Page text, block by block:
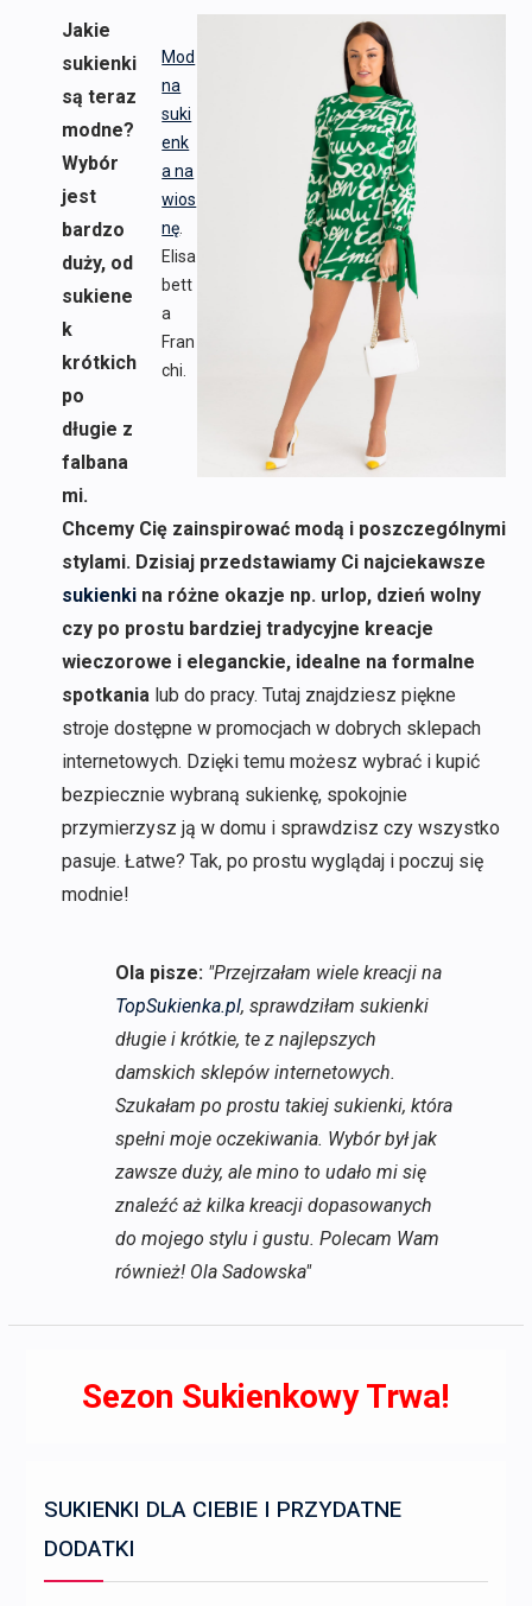
Mod
na
suki
enk
a na
wios
nę
Elisa
bett
a
Fran
chi.
Jakie
sukienki
są teraz
modne?
Wybór
jest
bardzo
duży, od
sukiene
k
krótkich
po
długie z
falbana
mi.
Chcemy Cię zainspirować modą i poszczególnymi
stylami. Dzisiaj przedstawiamy Ci najciekawsze
sukienkina różne okazje np. urlop, dzień wolny
czy po prostu bardziej tradycyjne kreacje
wieczorowe i eleganckie, idealne na formalne
spotkania lub do pracy. Tutaj znajdziesz piękne
stroje dostępne w promocjach w dobrych sklepach
internetowych. Dzięki temu możesz wybrać i kupić
bezpiecznie wybraną sukienkę, spokojnie
przymierzysz ją w domu i sprawdzisz czy wszystko
pasuje. Łatwe? Tak, po prostu wyglądaj i poczuj się
modnie!
Ola pisze: "Przejrzałam wiele kreacji na
TopSukienka.pl, sprawdziłam sukienki
długie i krótkie, te z najlepszych
damskich sklepów internetowych.
Szukałam po prostu takiej sukienki, która
spełni moje oczekiwania. Wybór był jak
zawsze duży, ale mino to udało mi się
znaleźć aż kilka kreacji dopasowanych
do mojego stylu i gustu. Polecam Wam
również! Ola Sadowska"
Sezon Sukienkowy Trwa!
SUKIENKI DLA CIEBIE I PRZYDATNE
DODATKI